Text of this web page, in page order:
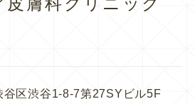
区渋谷1-8-7第27SYビル5F